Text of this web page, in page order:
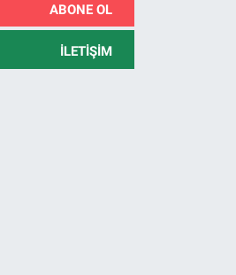
ABONE OL
İLETIŞIM